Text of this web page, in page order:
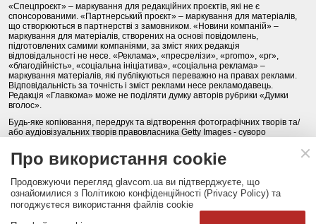
«Спецпроєкт» – маркування для редакційних проєктів, які не є
спонсорованими. «Партнерський проєкт» – маркування для матеріалів,
що створюються в партнерстві з замовником. «Новини компаній» –
маркування для матеріалів, створених на основі повідомлень,
підготовлених самими компаніями, за зміст яких редакція
відповідальності не несе. «Реклама», «пресрелізи», «promo», «pr»,
«благодійність», «соціальна ініціатива», «соціальна реклама» –
маркування матеріалів, які публікуються переважно на правах реклами.
Відповідальність за точність і зміст реклами несе рекламодавець.
Редакція «Главкома» може не поділяти думку авторів рубрики «Думки
вголос».
Будь-яке копіювання, передрук та відтворення фотографічних творів та/
або аудіовізуальних творів правовласника Getty Images - суворо
Політика конфіденційності (Privacy Policy). Правила сайту
КОНТАКТИ НАША КОМАНДА АРХІВ
Партнери:DepositPhotos.com,opendatabot.ua
Про використання cookie
Продовжуючи перегляд glavcom.ua ви підтверджуєте, що
ознайомилися з Політикою конфіденційності (Privacy Policy) та
погоджуєтеся використання файлів cookie